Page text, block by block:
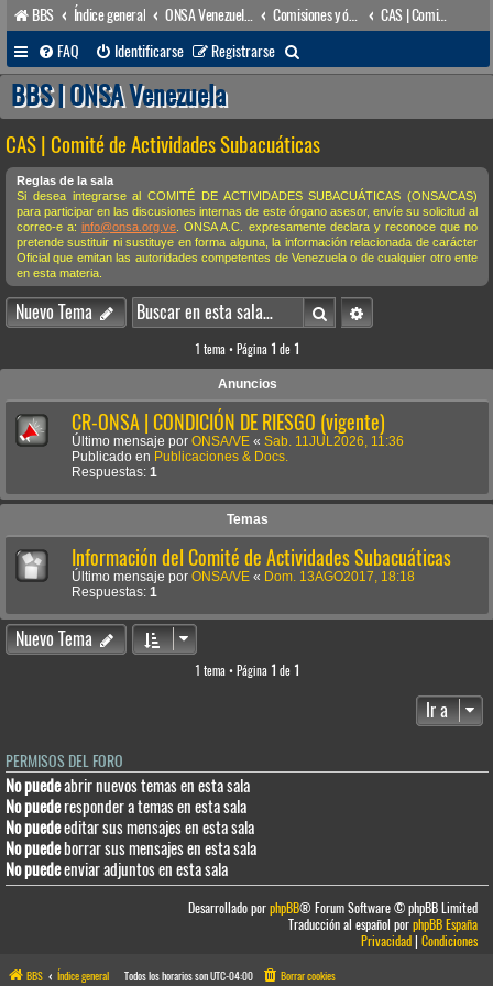
BBS Índice general Comisiones y órganos Asesores internos
CAS | Comité de Actividades Subacuáticas
FAQ
Identificarse Registrarse
u
c
a
r
BBS | ONSA Venezuela
CAS | Comité de Actividades Subacuáticas
Reglas de la sala
Si desea integrarse al COMITÉ DE ACTIVIDADES SUBACUÁTICAS (ONSA/CAS)
para participar en las discusiones internas de este órgano asesor, envíe su solicitud al
correo-e a:info@onsa.org.ve . ONSA A.C. expresamente declara y reconoce que no
pretende sustituir ni sustituye en forma alguna, la información relacionada de carácter
Oficial que emitan las autoridades competentes de Venezuela o de cualquier otro ente
en esta materia.
Nuevo Tema BuscarBúsqueda avanzada
1 tema • Página 1 de 1
Anuncios
CR-ONSA | CONDICIÓN DE RIESGO (vigente)
Último mensaje por ONSA/VE « Sab. 11JUL2026, 11:36
Publicado en Publicaciones & Docs.
Respuestas: 1
Temas
Información del Comité de Actividades Subacuáticas
Último mensaje por ONSA/VE « Dom. 13AGO2017, 18:18
Respuestas: 1
Nuevo Tema
1 tema • Página 1 de 1
Ir a
PERMISOS DEL FORO
No puedeabrir nuevos temas en esta sala
No puederesponder a temas en esta sala
No puedeeditar sus mensajes en esta sala
No puedeborrar sus mensajes en esta sala
No puedeenviar adjuntos en esta sala
Desarrollado porphpBB® Forum Software © phpBB Limited
Traducción al español porphpBB España
Privacidad|Condiciones
BBS Índice general Todos los horarios sonUTC-04:00 Borrar cookies